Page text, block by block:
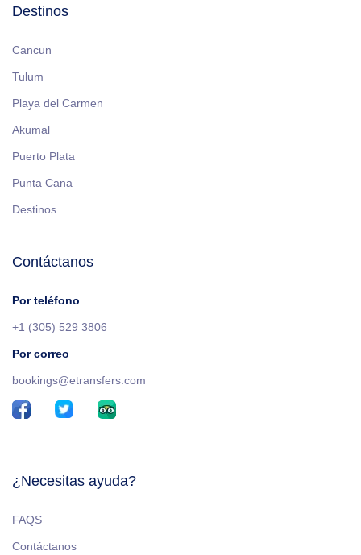
Destinos
Cancun
Tulum
Playa del Carmen
Akumal
Puerto Plata
Punta Cana
Destinos
Contáctanos
Por teléfono
+1 (305) 529 3806
Por correo
bookings@etransfers.com
¿Necesitas ayuda?
FAQS
Contáctanos